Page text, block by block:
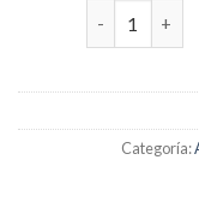
auriculares
Categoría: